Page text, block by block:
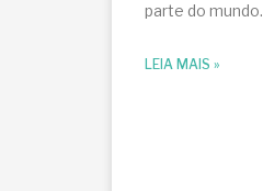
parte do mundo.
LEIA MAIS »